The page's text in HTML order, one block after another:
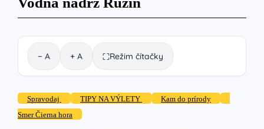
− A + A ⛶Režim čítačky
Spravodaj TIPY NA VÝLETY
Kam do prírody
Smer Čierna hora